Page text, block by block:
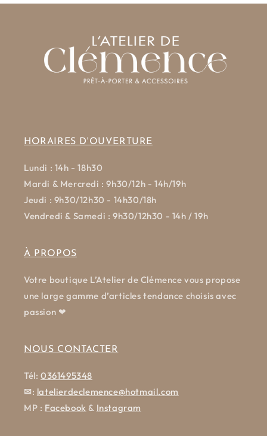
HORAIRES D'OUVERTURE
Lundi : 14h - 18h30
Mardi & Mercredi : 9h30/12h - 14h/19h
Jeudi : 9h30/12h30 - 14h30/18h
Vendredi & Samedi : 9h30/12h30 - 14h / 19h
À PROPOS
Votre boutique L’Atelier de Clémence vous propose
une large gamme d’articles tendance choisis avec
passion ❤
NOUS CONTACTER
Tél:0361495348
✉: latelierdeclemence@hotmail.com
MP : Facebook & Instagram